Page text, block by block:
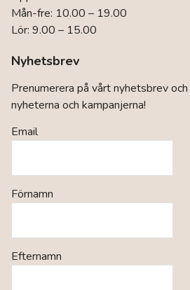
Mån-fre: 10.00 – 19.00
Lör: 9.00 – 15.00
Nyhetsbrev
Prenumerera på vårt nyhetsbrev
nyheterna och kampanjerna!
Email
Förnamn
Efternamn